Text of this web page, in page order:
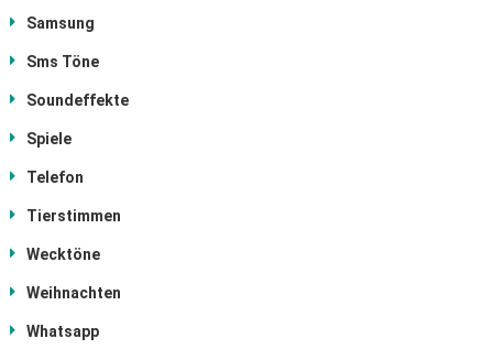
Samsung
Sms Töne
Soundeffekte
Spiele
Telefon
Tierstimmen
Wecktöne
Weihnachten
Whatsapp